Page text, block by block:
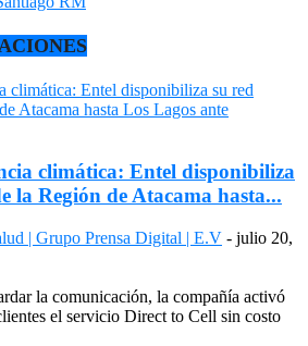
climática: Entel disponibiliza
la Región de Atacama hasta...
| Grupo Prensa Digital | E.V - julio 20,
la comunicación, la compañía activó
el servicio Direct to Cell sin costo